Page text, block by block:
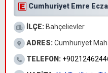
Cumhuriyet Emre
İLÇE: Bahçelievler
ADRES:Cumhuriyet
TELEFON: